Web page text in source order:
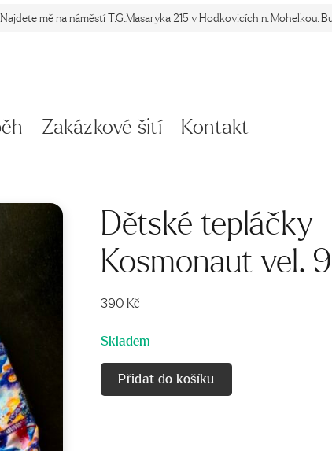
mě na náměstí T.G.Masaryka 215 v Hodkovicích n. Mohelkou.
Zakázkové šití Kontakt
Dětské tepláčky
Kosmonaut vel.
390 Kč
Skladem
Přidat do košíku